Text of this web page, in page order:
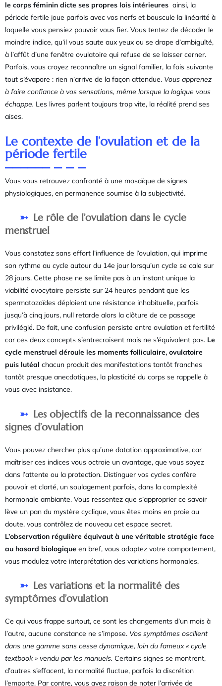
le corps féminin dicte ses propres lois intérieures ainsi, la
période fertile joue parfois avec vos nerfs et bouscule la linéarité à
laquelle vous pensiez pouvoir vous fier. Vous tentez de décoder le
moindre indice, qu’il vous saute aux yeux ou se drape d’ambiguïté,
à l’affût d’une fenêtre ovulatoire qui refuse de se laisser cerner.
Parfois, vous croyez reconnaître un signal familier, la fois suivante
tout s’évapore : rien n’arrive de la façon attendue. Vous apprenez
à faire confiance à vos sensations, même lorsque la logique vous
échappe. Les livres parlent toujours trop vite, la réalité prend ses
aises.
Le contexte de l’ovulation et de la
période fertile
Vous vous retrouvez confronté à une mosaïque de signes
physiologiques, en permanence soumise à la subjectivité.
Le rôle de l’ovulation dans le cycle
menstruel
Vous constatez sans effort l’influence de l’ovulation, qui imprime
son rythme au cycle autour du 14e jour lorsqu’un cycle se cale sur
28 jours. Cette phase ne se limite pas à un instant unique la
viabilité ovocytaire persiste sur 24 heures pendant que les
spermatozoïdes déploient une résistance inhabituelle, parfois
jusqu’à cinq jours, null retarde alors la clôture de ce passage
privilégié. De fait, une confusion persiste entre ovulation et fertilité
car ces deux concepts s’entrecroisent mais ne s’équivalent pas. Le
cycle menstruel déroule les moments folliculaire, ovulatoire
puis lutéal chacun produit des manifestations tantôt franches
tantôt presque anecdotiques, la plasticité du corps se rappelle à
vous avec insistance.
Les objectifs de la reconnaissance des
signes d’ovulation
Vous pouvez chercher plus qu’une datation approximative, car
maîtriser ces indices vous octroie un avantage, que vous soyez
dans l’attente ou la protection. Distinguer vos cycles confère
pouvoir et clarté, un soulagement parfois, dans la complexité
hormonale ambiante. Vous ressentez que s’approprier ce savoir
lève un pan du mystère cyclique, vous êtes moins en proie au
doute, vous contrôlez de nouveau cet espace secret.
L’observation régulière équivaut à une véritable stratégie face
au hasard biologique en bref, vous adaptez votre comportement,
vous modulez votre interprétation des variations hormonales.
Les variations et la normalité des
symptômes d’ovulation
Ce qui vous frappe surtout, ce sont les changements d’un mois à
l’autre, aucune constance ne s’impose. Vos symptômes oscillent
dans une gamme sans cesse dynamique, loin du fameux « cycle
textbook » vendu par les manuels. Certains signes se montrent,
d’autres s’effacent, la normalité fluctue, parfois la discrétion
l’emporte. Par contre, vous avez raison de noter l’arrivée de